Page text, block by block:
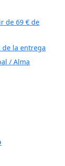
de 69 € de
de la entrega
/ Alma